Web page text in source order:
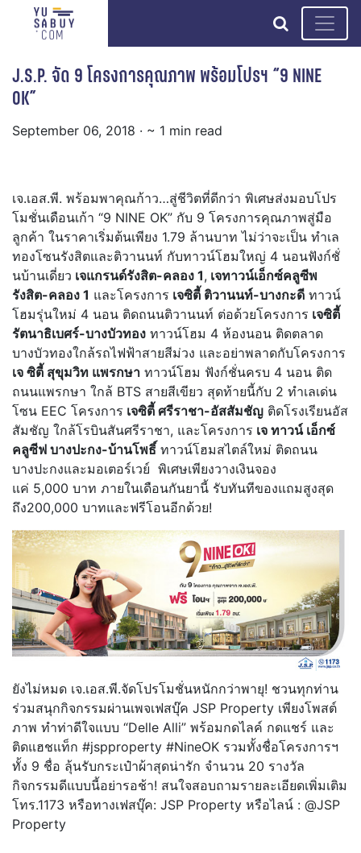
search
J.S.P. จัด 9 โครงการคุณภาพ พร้อมโปรฯ “9 NINE
OK”
September 06, 2018 · ~ 1 min read
เจ.เอส.พี. พร้อมพาคุณก้าว…สู่ชีวิตที่ดีกว่า พิเศษส่งมอบโปร
โมชั่นเดือนเก้า “9 NINE OK” กับ 9 โครงการคุณภาพสู่มือ
ลูกค้า ในราคาเริ่มต้นเพียง 1.79 ล้านบาท ไม่ว่าจะเป็น ทำเล
ทองโซนรังสิตและติวานนท์ กับทาวน์โฮมใหญ่ 4 นอนฟังก์ชั่
นบ้านเดี่ยว เจแกรนด์รังสิต-คลอง 1, เจทาวน์เอ็กซ์คลูซีพ
รังสิต-คลอง 1 และโครงการ เจซิตี้ ติวานนท์-บางกะดี ทาวน์
โฮมรุ่นใหม่ 4 นอน ติดถนนติวานนท์ ต่อด้วยโครงการ เจซิตี้
รัตนาธิเบศร์-บางบัวทอง ทาวน์โฮม 4 ห้องนอน ติดตลาด
บางบัวทองใกล้รถไฟฟ้าสายสีม่วง และอย่าพลาดกับโครงการ
เจ ซิตี้ สุขุมวิท แพรกษา ทาวน์โฮม ฟังก์ชั่นครบ 4 นอน ติด
ถนนแพรกษา ใกล้ BTS สายสีเขียว สุดท้ายนี้กับ 2 ทำเลเด่น
โซน EEC โครงการ เจซิตี้ ศรีราชา-อัสสัมชัญ ติดโรงเรียนอัส
สัมชัญ ใกล้โรบินสันศรีราชา, และโครงการ เจ ทาวน์ เอ็กซ์
คลูซีฟ บางปะกง-บ้านโพธิ์ ทาวน์โฮมสไตล์ใหม่ ติดถนน
บางปะกงและมอเตอร์เวย์ พิเศษเพียงวางเงินจอง
แค่ 5,000 บาท ภายในเดือนกันยานี้ รับทันทีของแถมสูงสุด
ถึง200,000 บาทและฟรีโอนอีกด้วย!
ยังไม่หมด เจ.เอส.พี.จัดโปรโมชั่นหนักกว่าพายุ! ชวนทุกท่าน
ร่วมสนุกกิจกรรมผ่านเพจเฟสบุ๊ค JSP Property เพียงโพสต์
ภาพ ทำท่าดีใจแบบ “Delle Alli” พร้อมกดไลค์ กดแชร์ และ
ติดแฮชแท็ก #jspproperty #NineOK รวมทั้งชื่อโครงการฯ
ทั้ง 9 ชื่อ ลุ้นรับกระเป๋าผ้าสุดน่ารัก จำนวน 20 รางวัล
กิจกรรมดีแบบนี้อย่ารอช้า! สนใจสอบถามรายละเอียดเพิ่มเติม
โทร.1173 หรือทางเฟสบุ๊ค: JSP Property หรือไลน์ : @JSP
Property